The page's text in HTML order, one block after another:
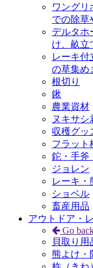
ワングリ
での除草
デルタホ
け、畝立
レーキ付
の草集め
根切り
鍬
農業資材
ヌキサシ
収穫グッ
フラット
鉈・手斧
ジョレン
レーキ・
ショベル
畜産用品
アウトドア・
Go
貝取り用
熊よけ・